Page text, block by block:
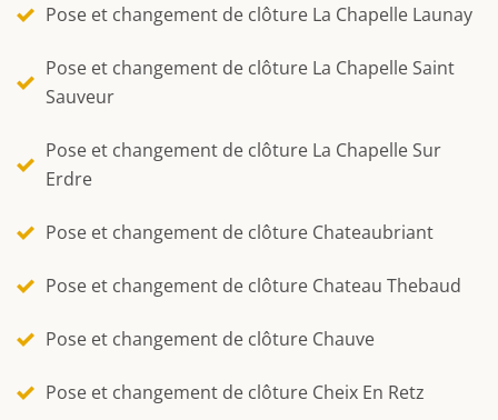
Pose et changement de clôture La Chapelle Launay
Pose et changement de clôture La Chapelle Saint
Sauveur
Pose et changement de clôture La Chapelle Sur
Erdre
Pose et changement de clôture Chateaubriant
Pose et changement de clôture Chateau Thebaud
Pose et changement de clôture Chauve
Pose et changement de clôture Cheix En Retz